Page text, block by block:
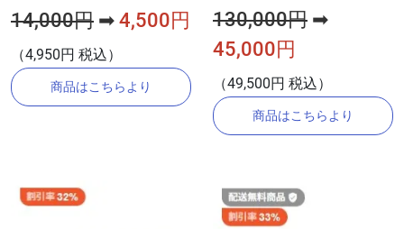
14,000円 ➡ 4,500円
（4,950円 税込）
商品はこちらより
130,000円 ➡
45,000円
（49,500円 税込）
商品はこちらより